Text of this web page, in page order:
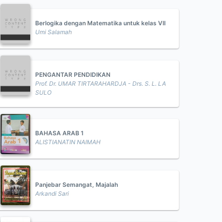
Berlogika dengan Matematika untuk kelas VII
Umi Salamah
PENGANTAR PENDIDIKAN
Prof. Dr. UMAR TIRTARAHARDJA - Drs. S. L. LA
SULO
BAHASA ARAB 1
ALISTIANATIN NAIMAH
Panjebar Semangat, Majalah
Arkandi Sari